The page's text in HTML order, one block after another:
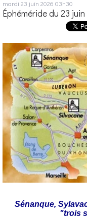
mardi 23 juin 2026 03h30
Éphéméride du 23 juin
Sénanque,
"trois